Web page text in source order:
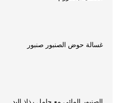
غسالة حوض الصنبور صنبور